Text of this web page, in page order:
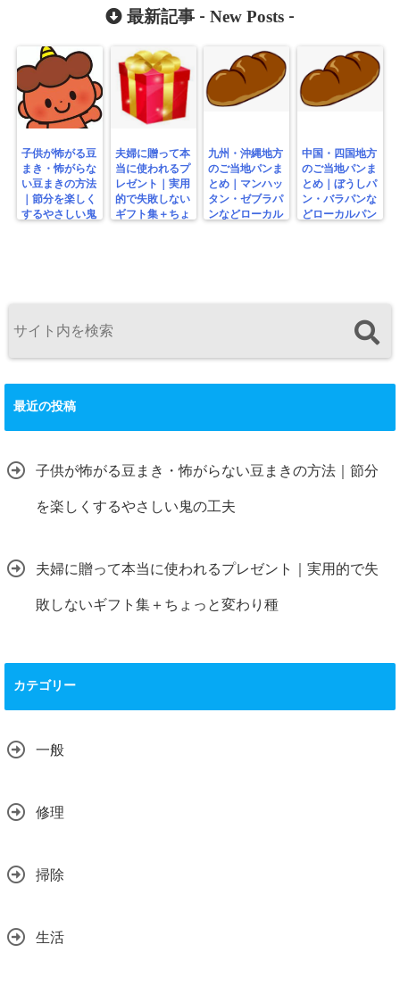
で簡単作成
最新記事 - New Posts -
子供が怖がる豆
まき・怖がらな
い豆まきの方法
｜節分を楽しく
するやさしい鬼
夫婦に贈って本
当に使われるプ
レゼント｜実用
的で失敗しない
ギフト集＋ちょ
九州・沖縄地方
のご当地パンま
とめ｜マンハッ
タン・ゼブラパ
ンなどローカル
中国・四国地方
のご当地パンま
とめ｜ぼうしパ
ン・バラパンな
どローカルパン
最近の投稿
子供が怖がる豆まき・怖がらない豆まきの方法｜節分
を楽しくするやさしい鬼の工夫
夫婦に贈って本当に使われるプレゼント｜実用的で失
敗しないギフト集＋ちょっと変わり種
カテゴリー
一般
修理
掃除
生活